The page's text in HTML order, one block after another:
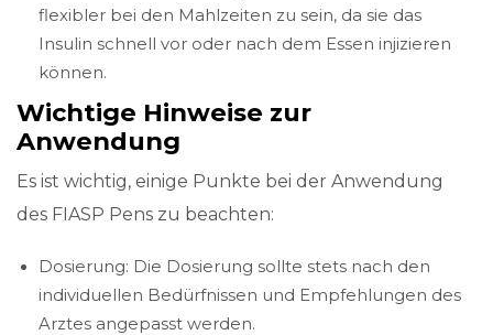
flexibler bei den Mahlzeiten zu sein, da sie das
Insulin schnell vor oder nach dem Essen injizieren
können.
Wichtige Hinweise zur
Anwendung
Es ist wichtig, einige Punkte bei der Anwendung
des FIASP Pens zu beachten:
Dosierung: Die Dosierung sollte stets nach den
individuellen Bedürfnissen und Empfehlungen des
Arztes angepasst werden.